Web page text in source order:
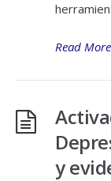
Read More
y